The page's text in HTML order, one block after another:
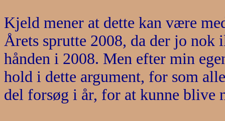
Kjeld mener at dette kan være
Årets sprutte 2008, da der jo nok
hånden i 2008. Men efter min
hold i dette argument, for som
del forsøg i år, for at kunne blive